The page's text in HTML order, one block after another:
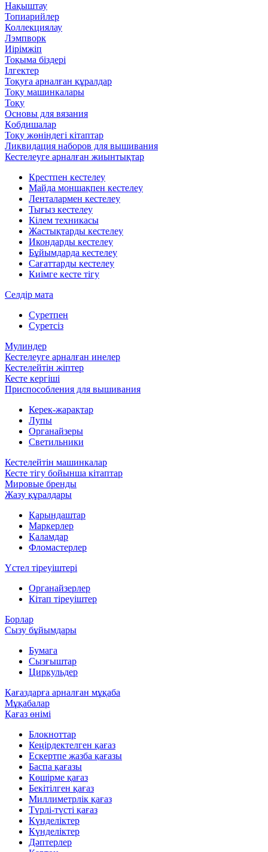
Нақыштау
Топиарийлер
Коллекциялау
Лэмпворк
Иірімжіп
Тоқыма біздері
Ілгектер
Тоқуға арналған құралдар
Тоқу машинкалары
Тоқу
Основы для вязания
Қобдишалар
Тоқу жөніндегі кітаптар
Ликвидация наборов для вышивания
Кестелеуге арналған жиынтықтар
Крестпен кестелеу
Майда моншақпен кестелеу
Ленталармен кестелеу
Тығыз кестелеу
Кілем техникасы
Жастықтарды кестелеу
Икондарды кестелеу
Бұйымдарда кестелеу
Сағаттарды кестелеу
Киімге кесте тігу
Селдір мата
Суретпен
Суретсіз
Мулиндер
Кестелеуге арналған инелер
Кестелейтін жіптер
Кесте кергіші
Приспособления для вышивания
Керек-жарақтар
Лупы
Органайзеры
Светильники
Кестелейтін машинкалар
Кесте тігу бойынша кітаптар
Мировые бренды
Жазу құралдары
Қарындаштар
Маркерлер
Қаламдар
Фломастерлер
Үстел тіреуіштері
Органайзерлер
Кітап тіреуіштер
Борлар
Сызу бұйымдары
Бумага
Сызғыштар
Циркульдер
Қағаздарға арналған мұқаба
Мұқабалар
Қағаз өнімі
Блокноттар
Кеңірдектелген қағаз
Ескертпе жазба қағазы
Баспа қағазы
Көшірме қағаз
Бекітілген қағаз
Миллиметрлік қағаз
Түрлі-түсті қағаз
Күнделіктер
Күнделіктер
Дәптерлер